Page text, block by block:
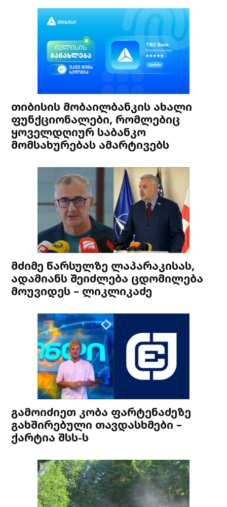
თიბისის მობაილბანკის ახალი
ფუნქციონალები, რომლებიც
ყოველდღიურ საბანკო
მომსახურებას ამარტივებს
მძიმე წარსულზე ლაპარაკისას,
ადამიანს შეიძლება ცდომილება
მოუვიდეს – ლიკლიკაძე
გამოიძიეთ კობა ფარტენაძეზე
გახშირებული თავდასხმები –
ქარტია შსს-ს